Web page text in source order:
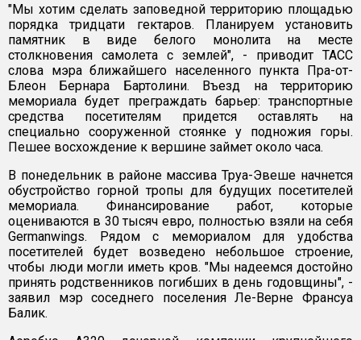
"Мы хотим сделать заповедной территорию площадью
порядка тридцати гектаров. Планируем установить
памятник в виде белого монолита на месте
столкновения самолета с землей", - приводит ТАСС
слова мэра ближайшего населенного пункта Пра-от-
Блеон Бернара Бартолини. Въезд на территорию
мемориала будет преграждать барьер: транспортные
средства посетителям придется оставлять на
специально сооруженной стоянке у подножия горы.
Пешее восхождение к вершине займет около часа.
В понедельник в районе массива Труа-Эвеше начнется
обустройство горной тропы для будущих посетителей
мемориала. Финансирование работ, которые
оцениваются в 30 тысяч евро, полностью взяли на себя
Germanwings. Рядом с мемориалом для удобства
посетителей будет возведено небольшое строение,
чтобы люди могли иметь кров. "Мы надеемся достойно
принять родственников погибших в день годовщины", -
заявил мэр соседнего поселения Ле-Верне Франсуа
Балик.